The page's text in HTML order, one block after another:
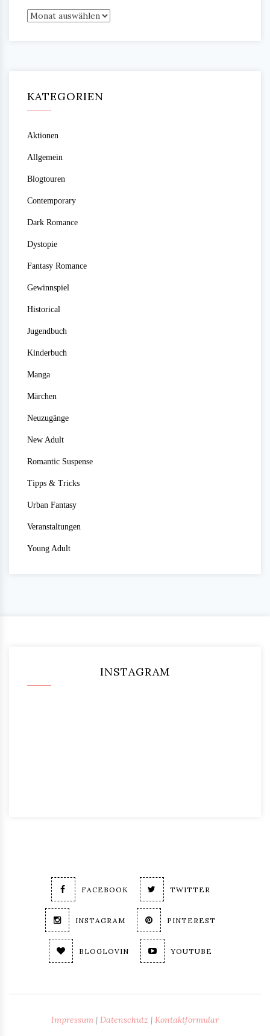
Archiv
KATEGORIEN
Aktionen
Allgemein
Blogtouren
Contemporary
Dark Romance
Dystopie
Fantasy Romance
Gewinnspiel
Historical
Jugendbuch
Kinderbuch
Manga
Märchen
Neuzugänge
New Adult
Romantic Suspense
Tipps & Tricks
Urban Fantasy
Veranstaltungen
Young Adult
INSTAGRAM
FACEBOOK TWITTER
INSTAGRAM PINTEREST
BLOGLOVIN YOUTUBE
Impressum | Datenschutz | Kontaktformular